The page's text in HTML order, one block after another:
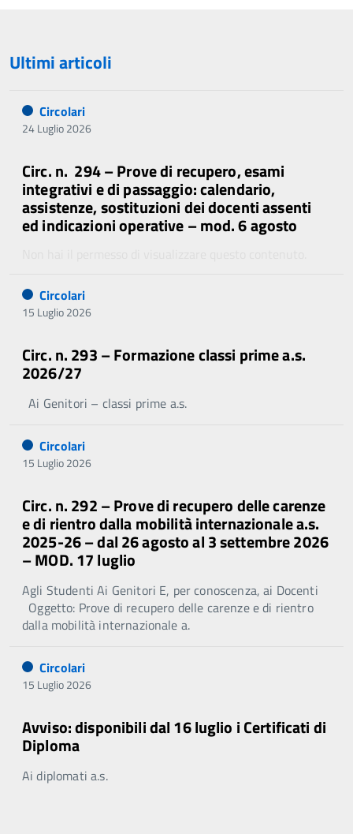
Ultimi articoli
Circolari
24 Luglio 2026
Circ. n. 294 – Prove di recupero, esami
integrativi e di passaggio: calendario,
assistenze, sostituzioni dei docenti assenti
ed indicazioni operative – mod. 6 agosto
Circolari
15 Luglio 2026
Circ. n. 293 – Formazione classi prime a.s.
2026/27
Ai Genitori – classi prime a.s.
Circolari
15 Luglio 2026
Circ. n. 292 – Prove di recupero delle carenze
e di rientro dalla mobilità internazionale a.s.
2025-26 – dal 26 agosto al 3 settembre 2026
– MOD. 17 luglio
Agli Studenti Ai Genitori E, per conoscenza, ai Docenti
Oggetto: Prove di recupero delle carenze e di rientro
dalla mobilità internazionale a.
Circolari
15 Luglio 2026
Avviso: disponibili dal 16 luglio i Certificati di
Diploma
Ai diplomati a.s.